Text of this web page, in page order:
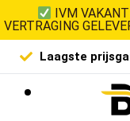
IVM
VERTRAGING
Laagste